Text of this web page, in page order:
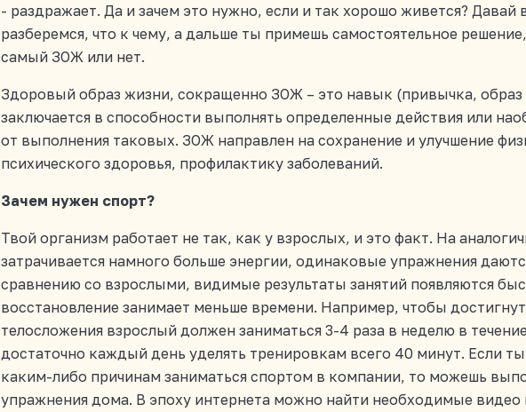
- раздражает. Да и зачем это нужно, если и так хорошо живется? Давай
разберемся, что к чему, а дальше ты примешь самостоятельное
самый ЗОЖ или нет.
Здоровый образ жизни, сокращенно ЗОЖ – это навык (привычка,
заключается в способности выполнять определенные действия или
от выполнения таковых. ЗОЖ направлен на сохранение и улучшение
психического здоровья, профилактику заболеваний.
Зачем нужен спорт?
Твой организм работает не так, как у взрослых, и это факт. На
затрачивается намного больше энергии, одинаковые упражнения
сравнению со взрослыми, видимые результаты занятий появляются
восстановление занимает меньше времени. Например, чтобы
телосложения взрослый должен заниматься 3-4 раза в неделю в
достаточно каждый день уделять тренировкам всего 40 минут. Если
каким-либо причинам заниматься спортом в компании, то можешь
упражнения дома. В эпоху интернета можно найти необходимые